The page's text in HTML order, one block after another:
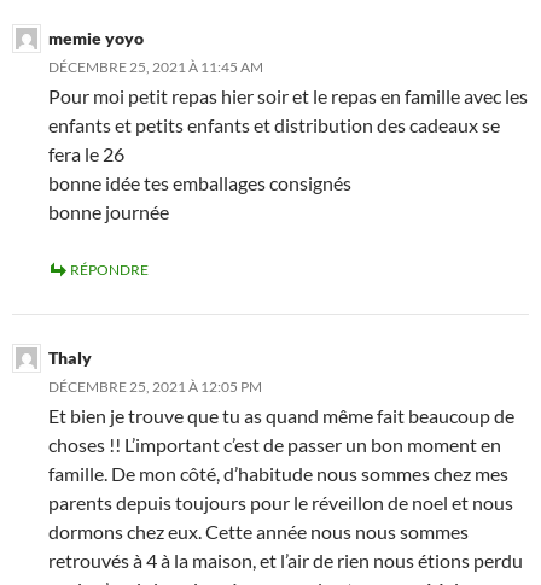
memie yoyo
DÉCEMBRE 25, 2021 À 11:45 AM
Pour moi petit repas hier soir et le repas en famille avec les
enfants et petits enfants et distribution des cadeaux se
fera le 26
bonne idée tes emballages consignés
bonne journée
RÉPONDRE
Thaly
DÉCEMBRE 25, 2021 À 12:05 PM
Et bien je trouve que tu as quand même fait beaucoup de
choses !! L’important c’est de passer un bon moment en
famille. De mon côté, d’habitude nous sommes chez mes
parents depuis toujours pour le réveillon de noel et nous
dormons chez eux. Cette année nous nous sommes
retrouvés à 4 à la maison, et l’air de rien nous étions perdu